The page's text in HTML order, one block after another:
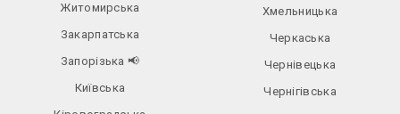
Житомирська
Закарпатська
Запорізька 📢
Київська
Хмельницька
Черкаська
Чернівецька
Чернігівська